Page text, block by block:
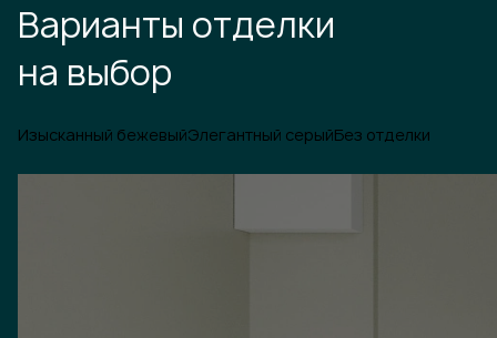
Варианты отделки
на выбор
Изысканный бежевыйЭлегантный серыйБез отделки